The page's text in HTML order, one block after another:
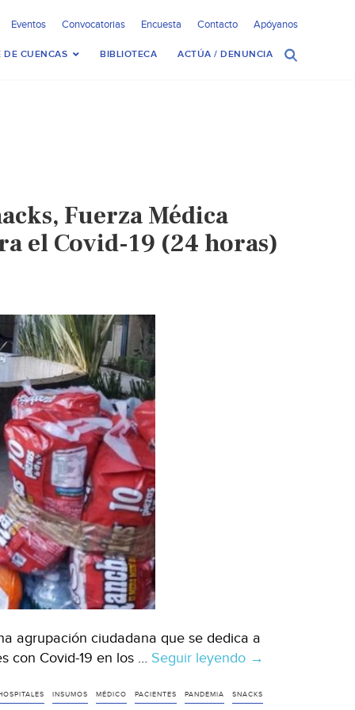
Eventos Convocatorias Encuesta Contacto Apóyanos
DE CUENCAS BIBLIOTECA ACTÚA / DENUNCIA
Fuerza Médica
el Covid-19 (24 horas)
agrupación ciudadana que se dedica a
con Covid-19 en los … Seguir leyendo CDMX:
agua,
→
INSUMOS MÉDICO PACIENTES PANDEMIA SNACKS